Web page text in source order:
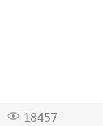
18457